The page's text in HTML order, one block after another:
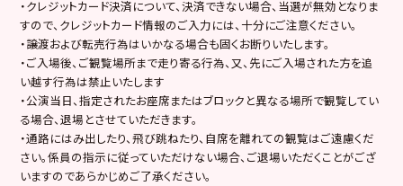
・クレジットカード決済について、決済できない場合、当選が無効となりま
すので、クレジットカード情報のご入力には、十分にご注意ください。
・譲渡および転売行為はいかなる場合も固くお断りいたします。
・ご入場後、ご観覧場所まで走り寄る行為、又、先にご入場された方を追
い越す行為は禁止いたします
・公演当日、指定されたお座席またはブロックと異なる場所で観覧してい
る場合、退場とさせていただきます。
・通路にはみ出したり、飛び跳ねたり、自席を離れての観覧はご遠慮くだ
さい。係員の指示に従っていただけない場合、ご退場いただくことがござ
いますのであらかじめご了承ください。